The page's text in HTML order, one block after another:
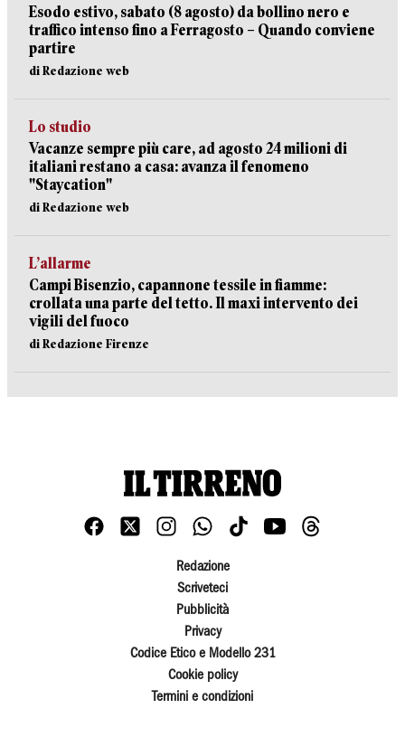
Esodo estivo, sabato (8 agosto) da bollino nero e
traffico intenso fino a Ferragosto – Quando conviene
partire
di Redazione web
Lo studio
Vacanze sempre più care, ad agosto 24 milioni di
italiani restano a casa: avanza il fenomeno
"Staycation"
di Redazione web
L’allarme
Campi Bisenzio, capannone tessile in fiamme:
crollata una parte del tetto. Il maxi intervento dei
vigili del fuoco
di Redazione Firenze
Redazione
Scriveteci
Pubblicità
Privacy
Codice Etico e Modello 231
Cookie policy
Termini e condizioni